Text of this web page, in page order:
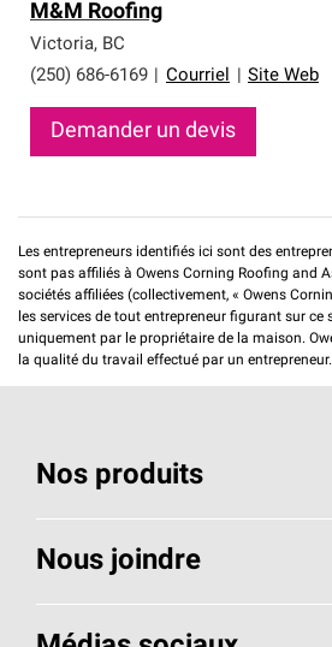
M&M Roofing
Victoria, BC
(250) 686-6169
Courriel Site Web
Demander un devis
Les entrepreneurs identifiés ici sont des
sont pas affiliés à Owens Corning Roofing and
sociétés affiliées (collectivement, « Owens
les services de tout entrepreneur figurant sur ce
uniquement par le propriétaire de la maison.
la qualité du travail effectué par un entrepreneur.
Nos produits
Toiture
Isolants pour usage
Nous joindre
Composez le 1 800 438-7465